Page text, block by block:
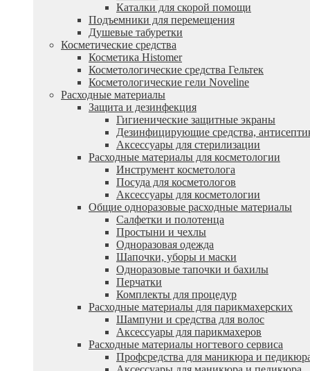
Каталки для скорой помощи
Подъемники для перемещения
Душевые табуретки
Косметические средства
Косметика Histomer
Косметологические средства Гельтек
Косметологические гели Noveline
Расходные материалы
Защита и дезинфекция
Гигиенические защитные экраны
Дезинфицирующие средства,
Аксессуары для стерилизации
Расходные материалы для косметологии
Инструмент косметолога
Посуда для косметологов
Аксессуары для косметологии
Общие одноразовые расходные материалы
Салфетки и полотенца
Простыни и чехлы
Одноразовая одежда
Шапочки, уборы и маски
Одноразовые тапочки и бахилы
Перчатки
Комплекты для процедур
Расходные материалы для парикмахерских
Шампуни и средства для волос
Аксессуары для парикмахеров
Расходные материалы ногтевого сервиса
Профсредства для маникюра и